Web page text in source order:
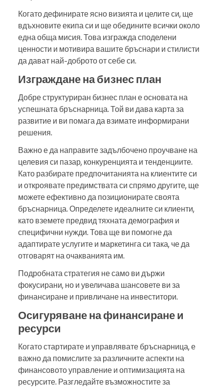
Когато дефинирате ясно визията и целите си, ще
вдъхновите екипа си и ще обедините всички около
една обща мисия. Това изгражда споделени
ценности и мотивира вашите бръснари и стилисти
да дават най-доброто от себе си.
Изграждане на бизнес план
Добре структуриран бизнес план е основата на
успешната бръснарница. Той ви дава карта за
развитие и ви помага да взимате информирани
решения.
Важно е да направите задълбочено проучване на
целевия си пазар, конкуренцията и тенденциите.
Като разбирате предпочитанията на клиентите си
и откроявате предимствата си спрямо другите, ще
можете ефективно да позиционирате своята
бръснарница. Определете идеалните си клиенти,
като вземете предвид тяхната демография и
специфични нужди. Това ще ви помогне да
адаптирате услугите и маркетинга си така, че да
отговарят на очакванията им.
Подробната стратегия не само ви държи
фокусирани, но и увеличава шансовете ви за
финансиране и привличане на инвеститори.
Осигуряване на финансиране и
ресурси
Когато стартирате и управлявате бръснарница, е
важно да помислите за различните аспекти на
финансовото управление и оптимизацията на
ресурсите. Разгледайте възможностите за